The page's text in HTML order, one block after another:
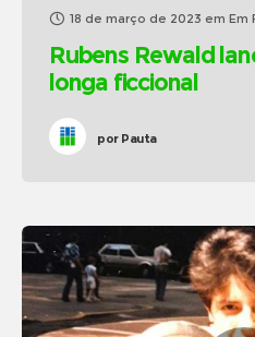
18 de março de 2023 em Em
Rubens Rewald
longa ficcional
porPauta